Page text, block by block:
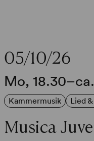
05/10/26
Mo,
Kammermusik Lied
Musica